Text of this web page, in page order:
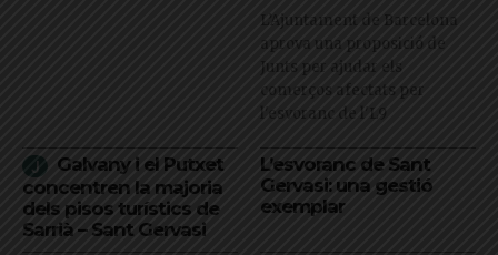
L’Ajuntament de Barcelona
aprova una proposició de
Junts per ajudar els
comerços afectats per
l'esvoranc de l'L9
Galvany i el Putxet
concentren la majoria
dels pisos turístics de
Sarrià – Sant Gervasi
L’esvoranc de Sant
Gervasi: una gestió
exemplar